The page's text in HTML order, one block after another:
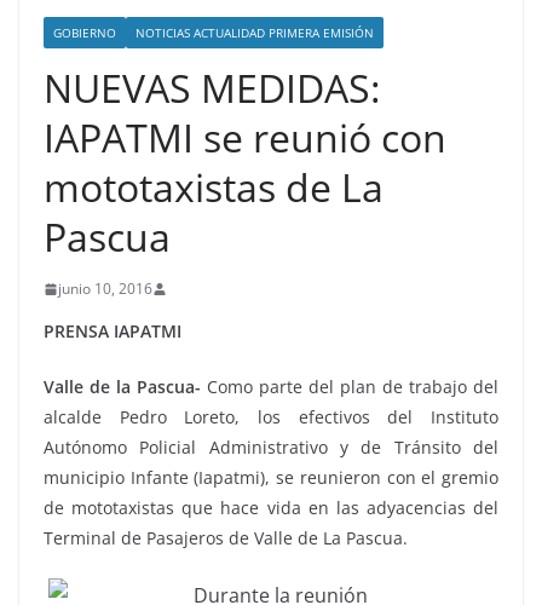
GOBIERNO NOTICIAS ACTUALIDAD PRIMERA EMISIÓN
NUEVAS MEDIDAS:
IAPATMI se reunió con
mototaxistas de La
Pascua
junio 10, 2016
PRENSA IAPATMI
Valle de la Pascua- Como parte del plan de trabajo del
alcalde Pedro Loreto, los efectivos del Instituto
Autónomo Policial Administrativo y de Tránsito del
municipio Infante (Iapatmi), se reunieron con el gremio
de mototaxistas que hace vida en las adyacencias del
Terminal de Pasajeros de Valle de La Pascua.